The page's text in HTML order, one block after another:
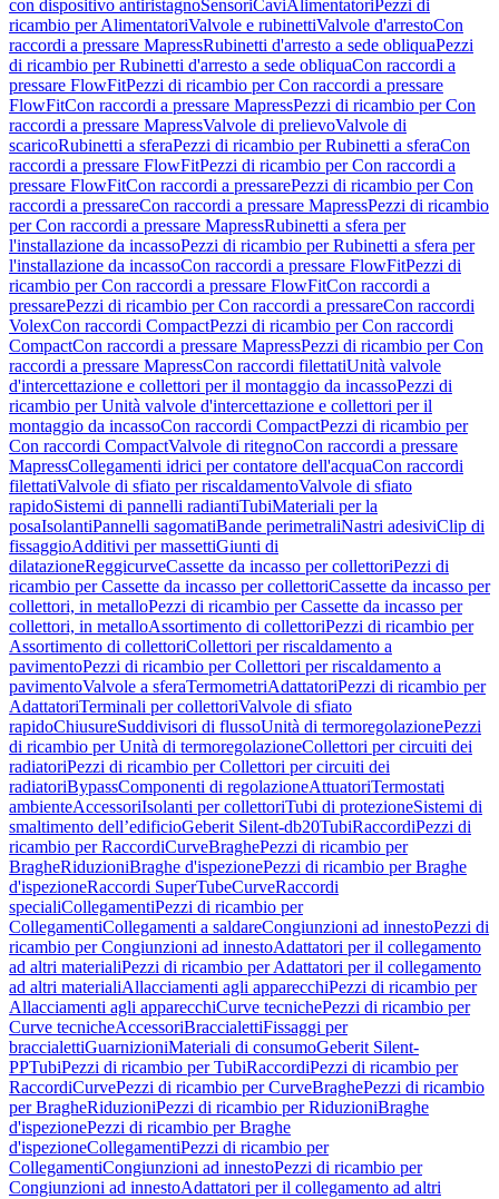
con dispositivo antiristagnoSensoriCaviAlimentatori Pezzi di
ricambio per AlimentatoriValvole e rubinettiValvole d'arrestoCon
raccordi a pressare MapressRubinetti d'arresto a sede obliquaPezzi
di ricambio per Rubinetti d'arresto a sede obliquaCon raccordi a
pressare FlowFitPezzi di ricambio per Con raccordi a pressare
FlowFitCon raccordi a pressare MapressPezzi di ricambio per Con
raccordi a pressare MapressValvole di prelievoValvole di
scaricoRubinetti a sferaPezzi di ricambio per Rubinetti a sferaCon
raccordi a pressare FlowFitPezzi di ricambio per Con raccordi a
pressare FlowFitCon raccordi a pressarePezzi di ricambio per Con
raccordi a pressareCon raccordi a pressare MapressPezzi di ricambio
per Con raccordi a pressare MapressRubinetti a sfera per
l'installazione da incassoPezzi di ricambio per Rubinetti a sfera per
l'installazione da incassoCon raccordi a pressare FlowFitPezzi di
ricambio per Con raccordi a pressare FlowFitCon raccordi a
pressarePezzi di ricambio per Con raccordi a pressareCon raccordi
VolexCon raccordi CompactPezzi di ricambio per Con raccordi
CompactCon raccordi a pressare MapressPezzi di ricambio per Con
raccordi a pressare MapressCon raccordi filettatiUnità valvole
d'intercettazione e collettori per il montaggio da incassoPezzi di
ricambio per Unità valvole d'intercettazione e collettori per il
montaggio da incassoCon raccordi CompactPezzi di ricambio per
Con raccordi CompactValvole di ritegnoCon raccordi a pressare
MapressCollegamenti idrici per contatore dell'acquaCon raccordi
filettatiValvole di sfiato per riscaldamentoValvole di sfiato
rapidoSistemi di pannelli radiantiTubiMateriali per la
posaIsolantiPannelli sagomatiBande perimetraliNastri adesiviClip di
fissaggioAdditivi per massettiGiunti di
dilatazioneReggicurveCassette da incasso per collettoriPezzi di
ricambio per Cassette da incasso per collettoriCassette da incasso per
collettori, in metalloPezzi di ricambio per Cassette da incasso per
collettori, in metalloAssortimento di collettoriPezzi di ricambio per
Assortimento di collettoriCollettori per riscaldamento a
pavimentoPezzi di ricambio per Collettori per riscaldamento a
pavimentoValvole a sferaTermometriAdattatoriPezzi di ricambio per
AdattatoriTerminali per collettoriValvole di sfiato
rapidoChiusureSuddivisori di flussoUnità di termoregolazionePezzi
di ricambio per Unità di termoregolazioneCollettori per circuiti dei
radiatoriPezzi di ricambio per Collettori per circuiti dei
radiatoriBypassComponenti di regolazioneAttuatoriTermostati
ambienteAccessoriIsolanti per collettoriTubi di protezioneSistemi di
smaltimento dell’edificioGeberit Silent-db20TubiRaccordiPezzi di
ricambio per RaccordiCurveBraghePezzi di ricambio per
BragheRiduzioniBraghe d'ispezionePezzi di ricambio per Braghe
d'ispezioneRaccordi SuperTubeCurveRaccordi
specialiCollegamentiPezzi di ricambio per
CollegamentiCollegamenti a saldareCongiunzioni ad innestoPezzi di
ricambio per Congiunzioni ad innestoAdattatori per il collegamento
ad altri materialiPezzi di ricambio per Adattatori per il collegamento
ad altri materialiAllacciamenti agli apparecchiPezzi di ricambio per
Allacciamenti agli apparecchiCurve tecnichePezzi di ricambio per
Curve tecnicheAccessoriBraccialettiFissaggi per
braccialettiGuarnizioniMateriali di consumoGeberit Silent-
PPTubiPezzi di ricambio per TubiRaccordiPezzi di ricambio per
RaccordiCurvePezzi di ricambio per CurveBraghePezzi di ricambio
per BragheRiduzioniPezzi di ricambio per RiduzioniBraghe
d'ispezionePezzi di ricambio per Braghe
d'ispezioneCollegamentiPezzi di ricambio per
CollegamentiCongiunzioni ad innestoPezzi di ricambio per
Congiunzioni ad innestoAdattatori per il collegamento ad altri